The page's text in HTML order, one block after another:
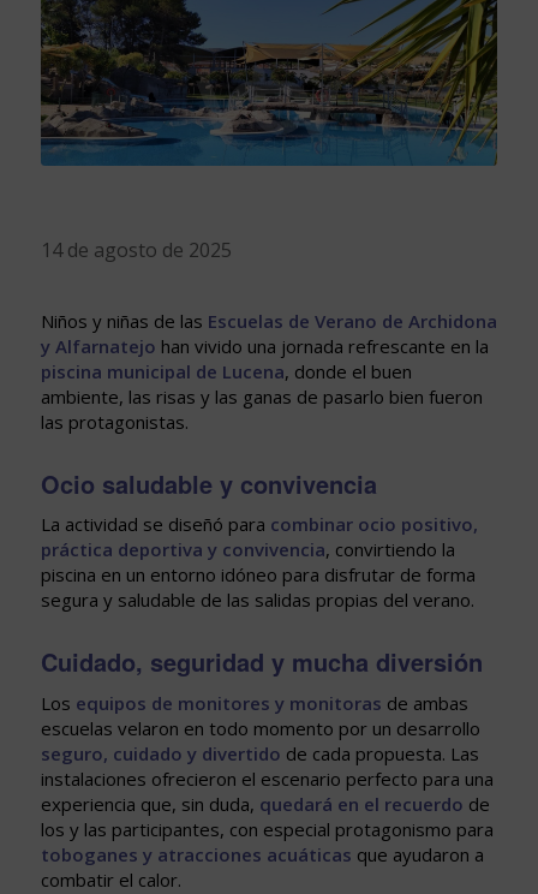
14 de agosto de 2025
Niños y niñas de las Escuelas de Verano de Archidona
y Alfarnatejo han vivido una jornada refrescante en la
piscina municipal de Lucena, donde el buen
ambiente, las risas y las ganas de pasarlo bien fueron
las protagonistas.
Ocio saludable y convivencia
La actividad se diseñó para combinar ocio positivo,
práctica deportiva y convivencia, convirtiendo la
piscina en un entorno idóneo para disfrutar de forma
segura y saludable de las salidas propias del verano.
Cuidado, seguridad y mucha diversión
Los equipos de monitores y monitoras de ambas
escuelas velaron en todo momento por un desarrollo
seguro, cuidado y divertido de cada propuesta. Las
instalaciones ofrecieron el escenario perfecto para una
experiencia que, sin duda, quedará en el recuerdo de
los y las participantes, con especial protagonismo para
toboganes y atracciones acuáticas que ayudaron a
combatir el calor.